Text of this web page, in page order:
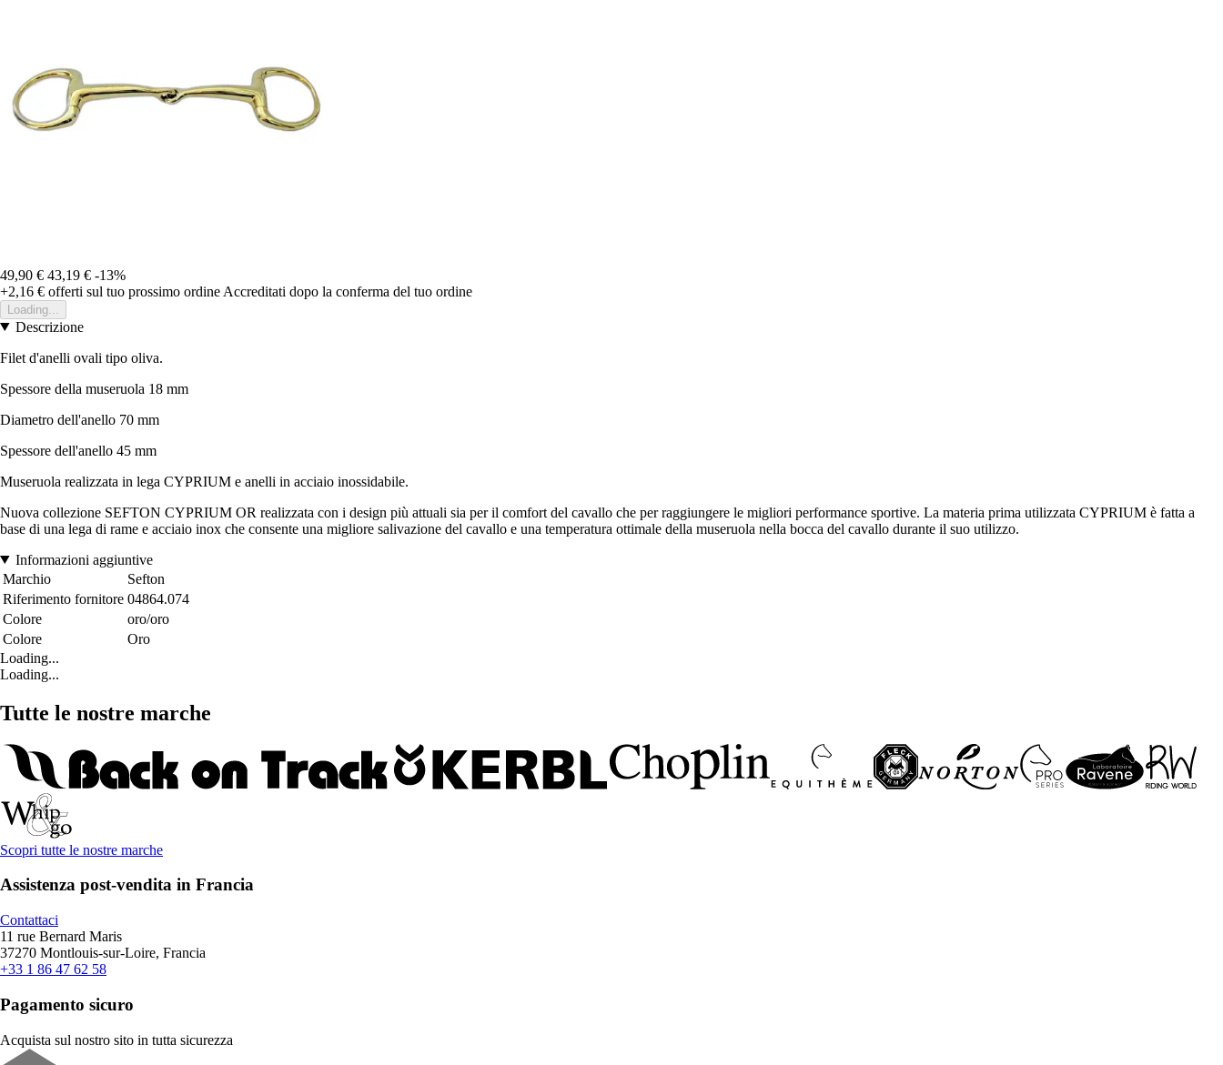
49,90 € 43,19 € -13%
+2,16 € offerti sul tuo prossimo ordine Accreditati dopo la conferma del tuo ordine
Loading...
Descrizione
Filet d'anelli ovali tipo oliva.
Spessore della museruola 18 mm
Diametro dell'anello 70 mm
Spessore dell'anello 45 mm
Museruola realizzata in lega CYPRIUM e anelli in acciaio inossidabile.
Nuova collezione SEFTON CYPRIUM OR realizzata con i design più attuali sia per il comfort del cavallo che per raggiungere le migliori performance sportive. La materia prima utilizzata CYPRIUM è fatta a
base di una lega di rame e acciaio inox che consente una migliore salivazione del cavallo e una temperatura ottimale della museruola nella bocca del cavallo durante il suo utilizzo.
Informazioni aggiuntive
Marchio
Sefton
Riferimento fornitore 04864.074
Colore
oro/oro
Colore
Oro
Loading...
Loading...
Tutte le nostre marche
Scopri tutte le nostre marche
Assistenza post-vendita in Francia
Contattaci
11 rue Bernard Maris
37270 Montlouis-sur-Loire, Francia
+33 1 86 47 62 58
Pagamento sicuro
Acquista sul nostro sito in tutta sicurezza